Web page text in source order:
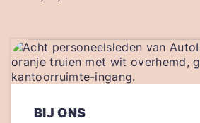
BIJ ONS